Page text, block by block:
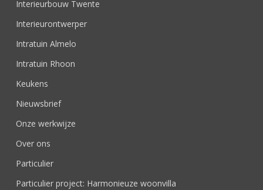
Interieurbouw Twente
Interieurontwerper
Intratuin Almelo
Intratuin Rhoon
Keukens
Nieuwsbrief
Onze werkwijze
Over ons
Particulier
Particulier project: Harmonieuze woonvilla